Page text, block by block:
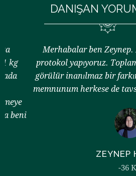
DANIŞAN
Merhabalar ben Zeynep. Ece
protokol yapıyoruz. Toplamda -
görülür inanılmaz bir farkım
memnunum herkese de tavsiye
ZEYNEP